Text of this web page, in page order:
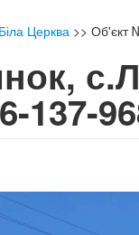
Церква >> Об'єкт
137-